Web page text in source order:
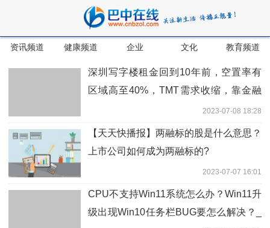
资讯频道 健康频道 企业 文化 教育频道
深圳写字楼租金回到10年前，空置率有
区域高至40%，TMT需求收缩，靠金融
2023-07-08 18:28
【天天快播报】两融标的股是什么意思？
上市公司如何成为两融标的?
2023-07-07 16:01
CPU不支持Win11系统怎么办？Win11升
级出现Win10任务栏BUG要怎么解决？_